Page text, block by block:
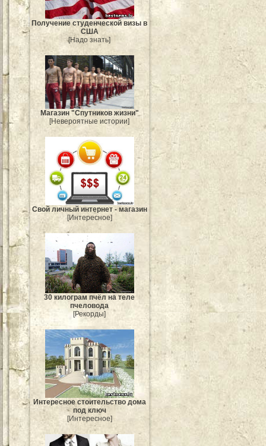
Получение студенческой визы в
США
[Надо знать]
Магазин "Спутников жизни"
[Невероятные истории]
Свой личный интернет - магазин
[Интересное]
30 килограм пчёл на теле
пчеловода
[Рекорды]
Интересное стоительство дома
под ключ
[Интересное]